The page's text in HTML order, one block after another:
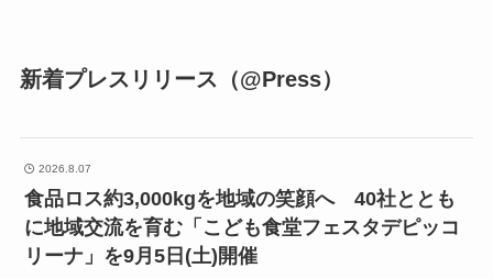
新着プレスリリース（@Press）
2026.8.07
食品ロス約3,000kgを地域の笑顔へ 40社ととも
に地域交流を育む「こども食堂フェスタデピッコ
リーナ」を9月5日(土)開催